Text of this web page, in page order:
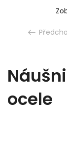
ocele